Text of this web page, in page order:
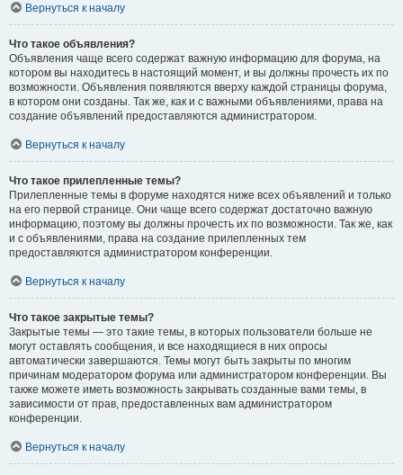
Вернуться к началу
Что такое объявления?
Объявления чаще всего содержат важную информацию для форума, на
котором вы находитесь в настоящий момент, и вы должны прочесть их по
возможности. Объявления появляются вверху каждой страницы форума,
в котором они созданы. Так же, как и с важными объявлениями, права на
создание объявлений предоставляются администратором.
Вернуться к началу
Что такое прилепленные темы?
Прилепленные темы в форуме находятся ниже всех объявлений и только
на его первой странице. Они чаще всего содержат достаточно важную
информацию, поэтому вы должны прочесть их по возможности. Так же, как
и с объявлениями, права на создание прилепленных тем
предоставляются администратором конференции.
Вернуться к началу
Что такое закрытые темы?
Закрытые темы — это такие темы, в которых пользователи больше не
могут оставлять сообщения, и все находящиеся в них опросы
автоматически завершаются. Темы могут быть закрыты по многим
причинам модератором форума или администратором конференции. Вы
также можете иметь возможность закрывать созданные вами темы, в
зависимости от прав, предоставленных вам администратором
конференции.
Вернуться к началу